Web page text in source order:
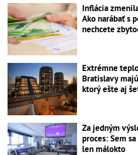
Inflácia
Ako narábať s
nechcete
Extrémne
Bratislavy
ktorý ešte aj
Za jedným
proces: Sem
len málokto